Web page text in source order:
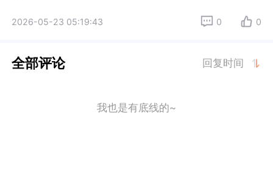
2026-05-23 05:19:43 0 0
全部评论 回复时间
我也是有底线的~